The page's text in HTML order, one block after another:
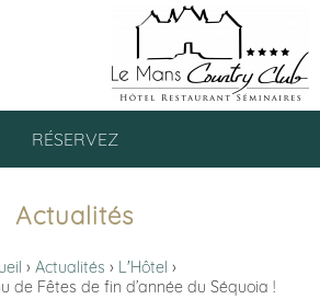
RÉSERVEZ
Actualités
Actualités
L'Hôtel
de Fêtes de fin d’année du Séquoia !